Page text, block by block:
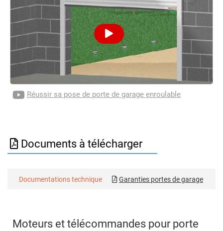
Réussir sa pose de porte de garage enroulable
Documents à télécharger
Documentations technique Garanties portes de garage
Moteurs et télécommandes pour porte